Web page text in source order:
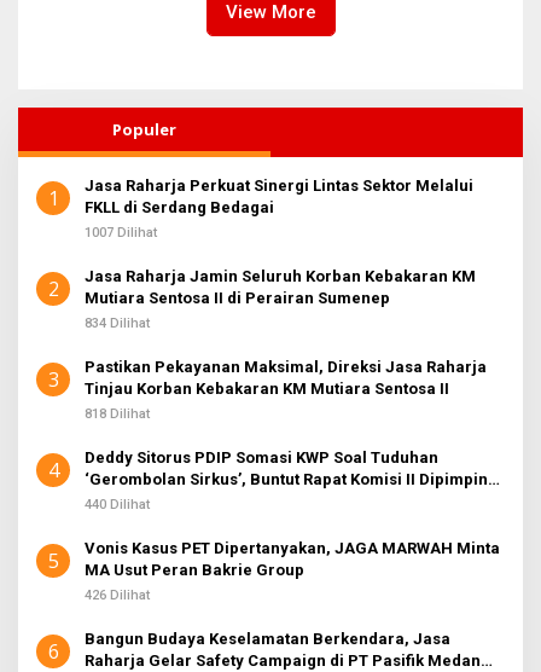
View More
Populer
1
Jasa Raharja Perkuat Sinergi Lintas Sektor Melalui
FKLL di Serdang Bedagai
1007 Dilihat
2
Jasa Raharja Jamin Seluruh Korban Kebakaran KM
Mutiara Sentosa II di Perairan Sumenep
834 Dilihat
3
Pastikan Pekayanan Maksimal, Direksi Jasa Raharja
Tinjau Korban Kebakaran KM Mutiara Sentosa II
818 Dilihat
4
Deddy Sitorus PDIP Somasi KWP Soal Tuduhan
‘Gerombolan Sirkus’, Buntut Rapat Komisi II Dipimpin
Sufmi Dasco Ahmad
440 Dilihat
5
Vonis Kasus PET Dipertanyakan, JAGA MARWAH Minta
MA Usut Peran Bakrie Group
426 Dilihat
6
Bangun Budaya Keselamatan Berkendara, Jasa
Raharja Gelar Safety Campaign di PT Pasifik Medan